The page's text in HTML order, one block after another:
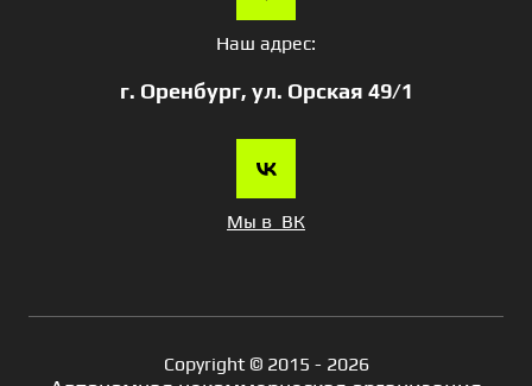
Наш адрес:
г. Оренбург, ул. Орская 49/1
Мы в ВК
Copyright © 2015 - 2026